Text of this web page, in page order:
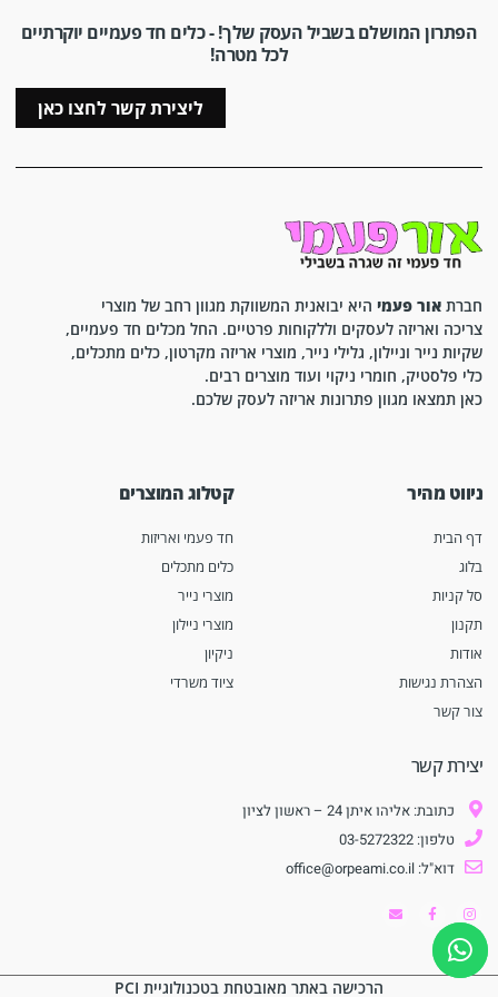
הפתרון המושלם בשביל העסק שלך! - כלים חד פעמיים יוקרתיים
לכל מטרה!
ליצירת קשר לחצו כאן
חברת אור פעמי היא יבואנית המשווקת מגוון רחב של מוצרי
צריכה ואריזה לעסקים וללקוחות פרטיים. החל מכלים חד פעמיים,
שקיות נייר וניילון, גלילי נייר, מוצרי אריזה מקרטון, כלים מתכלים,
כלי פלסטיק, חומרי ניקוי ועוד מוצרים רבים.
כאן תמצאו מגוון פתרונות אריזה לעסק שלכם.
ניווט מהיר
דף הבית
בלוג
סל קניות
תקנון
אודות
הצהרת נגישות
צור קשר
קטלוג המוצרים
חד פעמי ואריזות
כלים מתכלים
מוצרי נייר
מוצרי ניילון
ניקיון
ציוד משרדי
יצירת קשר
כתובת: אליהו איתן 24 – ראשון לציון
טלפון: 03-5272322
דוא"ל: office@orpeami.co.il
הרכישה באתר מאובטחת בטכנולוגיית PCI